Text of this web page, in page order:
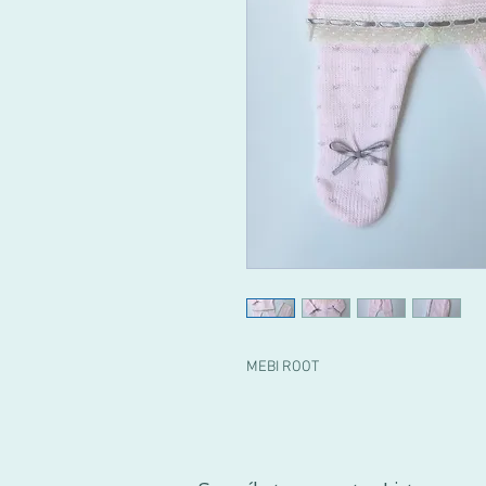
MEBI ROOT